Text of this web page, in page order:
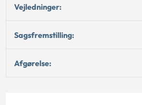
Vejledninger:
Sagsfremstilling:
Afgørelse: